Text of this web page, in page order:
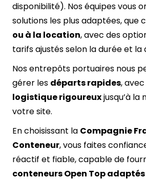
disponibilité). Nos équipes vous
solutions les plus adaptées, que
ou à la location, avec des
tarifs ajustés selon la durée et la
Nos entrepôts portuaires nous
gérer les départs rapides,
logistique rigoureuxjusqu’à la
votre site.
En choisissant la Compagnie
Conteneur, vous faites
réactif et fiable, capable de
conteneurs Open Top